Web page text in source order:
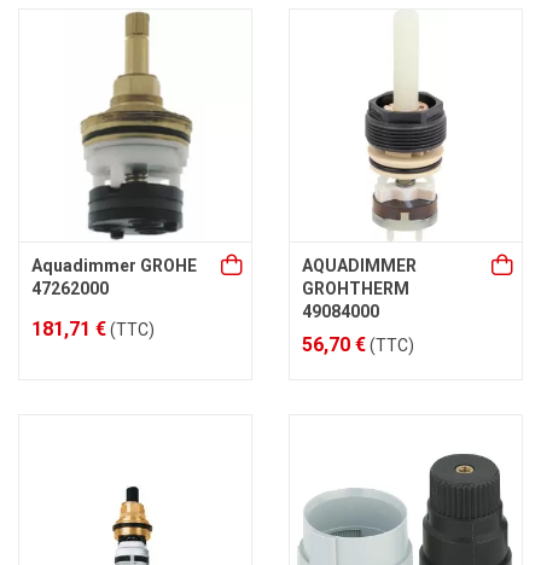
Aquadimmer GROHE
47262000
181,71 €(TTC)
AQUADIMMER
GROHTHERM
49084000
56,70 €(TTC)